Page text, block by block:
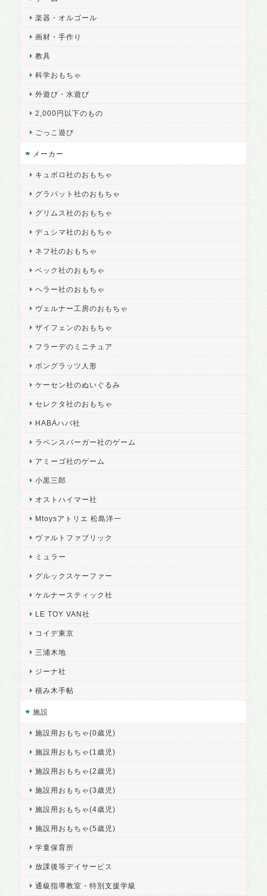
楽器・オルゴール
画材・手作り
教具
科学おもちゃ
外遊び・水遊び
2,000円以下のもの
ごっこ遊び
メーカー
キュボロ社のおもちゃ
グラパット社のおもちゃ
グリムス社のおもちゃ
デュシマ社のおもちゃ
ネフ社のおもちゃ
ベック社のおもちゃ
ヘラー社のおもちゃ
ヴェルナー工房のおもちゃ
ザイフェンのおもちゃ
フラーデのミニチュア
ポングラッツ人形
ケーセン社のぬいぐるみ
セレクタ社のおもちゃ
HABAハバ社
ラベンスバーガー社のゲーム
アミーゴ社のゲーム
小黒三郎
オストハイマー社
Mtoysアトリエ 松島洋一
ヴァルトファブリック
ミュラー
グルックスケーファー
ケルナースティック社
LE TOY VAN社
コイデ東京
三浦木地
ジーナ社
積み木手帖
施設
施設用おもちゃ(0歳児)
施設用おもちゃ(1歳児)
施設用おもちゃ(2歳児)
施設用おもちゃ(3歳児)
施設用おもちゃ(4歳児)
施設用おもちゃ(5歳児)
学童保育所
放課後等デイサービス
通級指導教室・特別支援学級